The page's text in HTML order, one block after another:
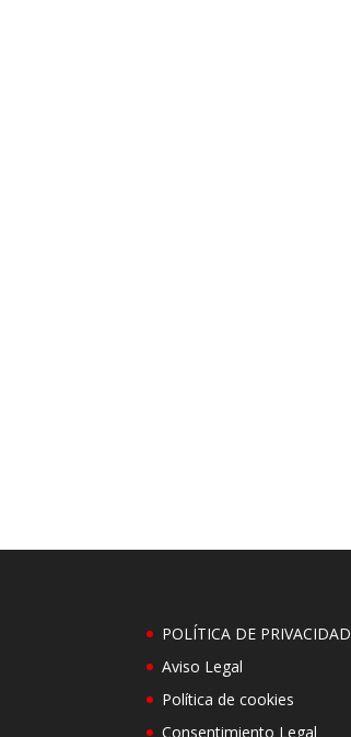
POLÍTICA DE PRIVACIDAD
Aviso Legal
Política de cookies
Consentimiento Legal